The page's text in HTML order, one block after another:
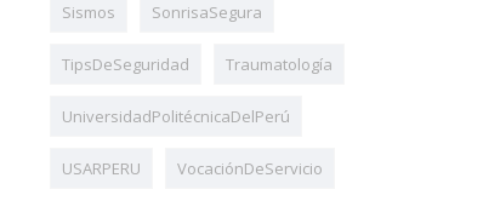
Sismos SonrisaSegura
TipsDeSeguridad Traumatología
UniversidadPolitécnicaDelPerú
USARPERU VocaciónDeServicio